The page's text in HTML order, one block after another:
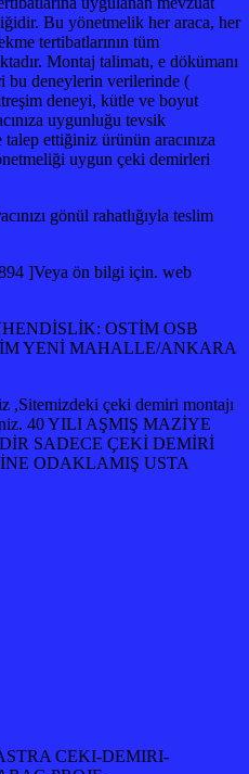
Bu yönetmelik her araca, her
tertibatlarının tüm
Montaj talimatı, e dökümanı
bu deneylerin verilerinde (
deneyi, kütle ve boyut
uygunluğu tevsik
ettiğiniz ürünün aracınıza
uygun çeki demirleri
gönül rahatlığıyla teslim
]Veya ön bilgi için. web
OSTİM OSB
YENİ MAHALLE/ANKARA
,Sitemizdeki çeki demiri montajı
40 YILI AŞMIŞ MAZİYE
SADECE ÇEKİ DEMİRİ
ODAKLAMIŞ USTA